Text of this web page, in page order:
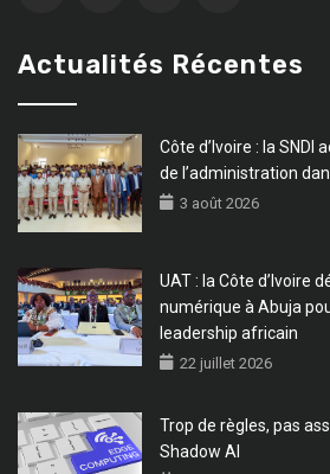
Actualités Récentes
Côte d’Ivoire : la SNDI
de l’administration
3 août 2026
UAT : la Côte d’Ivoire
numérique à Abuja
leadership africain
22 juillet 2026
Trop de règles, pas
Shadow AI